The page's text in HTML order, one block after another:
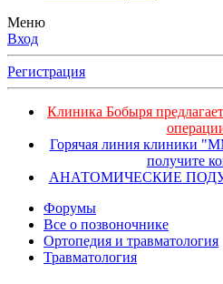
Меню
Вход
Регистрация
Клиника Бобыря
Горячая линия клиники
получите
АНАТОМИЧЕСКИЕ
Форумы
Все о позвоночнике
Ортопедия и травматология
Травматология